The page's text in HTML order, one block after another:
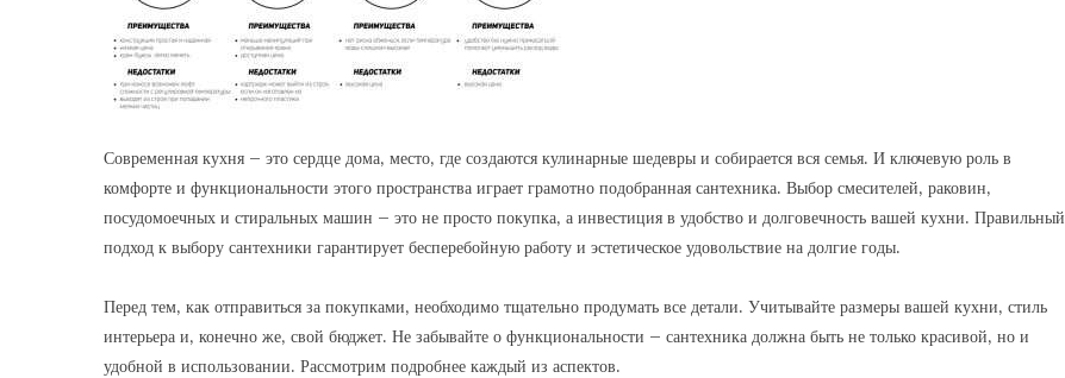
Современная кухня – это сердце дома‚ место‚ где создаются кулинарные шедевры и собирается вся семья. И ключевую роль в
комфорте и функциональности этого пространства играет грамотно подобранная сантехника. Выбор смесителей‚ раковин‚
посудомоечных и стиральных машин – это не просто покупка‚ а инвестиция в удобство и долговечность вашей кухни. Правильный
подход к выбору сантехники гарантирует бесперебойную работу и эстетическое удовольствие на долгие годы.
Перед тем‚ как отправиться за покупками‚ необходимо тщательно продумать все детали. Учитывайте размеры вашей кухни‚ стиль
интерьера и‚ конечно же‚ свой бюджет. Не забывайте о функциональности – сантехника должна быть не только красивой‚ но и
удобной в использовании. Рассмотрим подробнее каждый из аспектов.